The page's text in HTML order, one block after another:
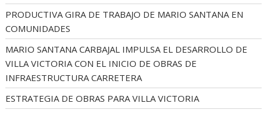
PRODUCTIVA GIRA DE TRABAJO DE MARIO SANTANA EN
COMUNIDADES
MARIO SANTANA CARBAJAL IMPULSA EL DESARROLLO DE
VILLA VICTORIA CON EL INICIO DE OBRAS DE
INFRAESTRUCTURA CARRETERA
ESTRATEGIA DE OBRAS PARA VILLA VICTORIA